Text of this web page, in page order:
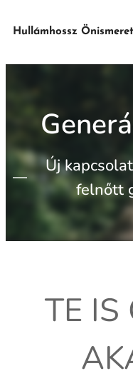
Hullámhossz
Új
felnőtt
TE IS